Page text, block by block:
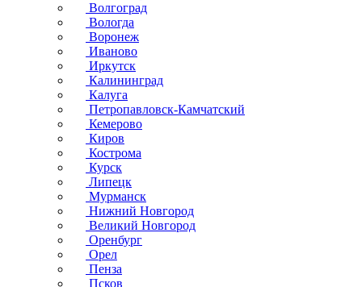
Волгоград
Вологда
Воронеж
Иваново
Иркутск
Калининград
Калуга
Петропавловск-Камчатский
Кемерово
Киров
Кострома
Курск
Липецк
Мурманск
Нижний Новгород
Великий Новгород
Оренбург
Орел
Пенза
Псков